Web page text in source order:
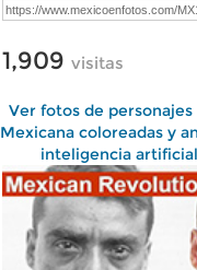
1,909 visitas
Ver fotos de
Mexicana coloreadas y
inteligencia